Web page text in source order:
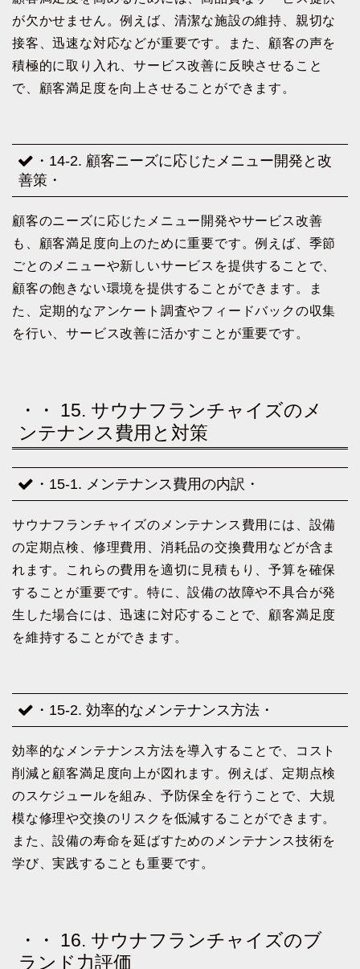
が欠かせません。例えば、清潔な施設の維持、親切な
接客、迅速な対応などが重要です。また、顧客の声を
積極的に取り入れ、サービス改善に反映させること
で、顧客満足度を向上させることができます。
・14-2. 顧客ニーズに応じたメニュー開発と改
善策・
顧客のニーズに応じたメニュー開発やサービス改善
も、顧客満足度向上のために重要です。例えば、季節
ごとのメニューや新しいサービスを提供することで、
顧客の飽きない環境を提供することができます。ま
た、定期的なアンケート調査やフィードバックの収集
を行い、サービス改善に活かすことが重要です。
・・ 15. サウナフランチャイズのメ
ンテナンス費用と対策
・15-1. メンテナンス費用の内訳・
サウナフランチャイズのメンテナンス費用には、設備
の定期点検、修理費用、消耗品の交換費用などが含ま
れます。これらの費用を適切に見積もり、予算を確保
することが重要です。特に、設備の故障や不具合が発
生した場合には、迅速に対応することで、顧客満足度
を維持することができます。
・15-2. 効率的なメンテナンス方法・
効率的なメンテナンス方法を導入することで、コスト
削減と顧客満足度向上が図れます。例えば、定期点検
のスケジュールを組み、予防保全を行うことで、大規
模な修理や交換のリスクを低減することができます。
また、設備の寿命を延ばすためのメンテナンス技術を
学び、実践することも重要です。
・・ 16. サウナフランチャイズのブ
ランド力評価